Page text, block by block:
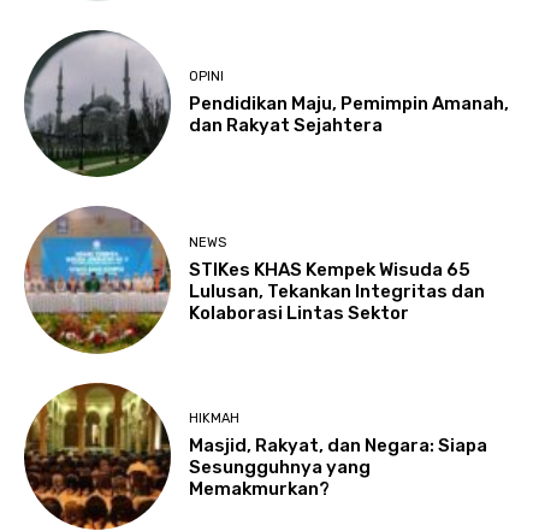
OPINI
Pendidikan Maju, Pemimpin Amanah,
dan Rakyat Sejahtera
NEWS
STIKes KHAS Kempek Wisuda 65
Lulusan, Tekankan Integritas dan
Kolaborasi Lintas Sektor
HIKMAH
Masjid, Rakyat, dan Negara: Siapa
Sesungguhnya yang
Memakmurkan?